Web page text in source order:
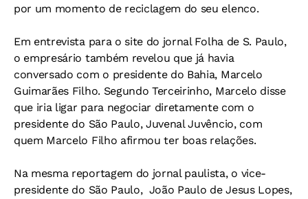
por um momento de reciclagem do seu elenco.
Em entrevista para o site do jornal Folha de S. Paulo,
o empresário também revelou que já havia
conversado com o presidente do Bahia, Marcelo
Guimarães Filho. Segundo Terceirinho, Marcelo disse
que iria ligar para negociar diretamente com o
presidente do São Paulo, Juvenal Juvêncio, com
quem Marcelo Filho afirmou ter boas relações.
Na mesma reportagem do jornal paulista, o vice-
presidente do São Paulo, João Paulo de Jesus Lopes,